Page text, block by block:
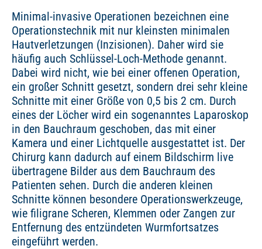
Minimal-invasive Operationen bezeichnen eine
Operationstechnik mit nur kleinsten minimalen
Hautverletzungen (Inzisionen). Daher wird sie
häufig auch Schlüssel-Loch-Methode genannt.
Dabei wird nicht, wie bei einer offenen Operation,
ein großer Schnitt gesetzt, sondern drei sehr kleine
Schnitte mit einer Größe von 0,5 bis 2 cm. Durch
eines der Löcher wird ein sogenanntes Laparoskop
in den Bauchraum geschoben, das mit einer
Kamera und einer Lichtquelle ausgestattet ist. Der
Chirurg kann dadurch auf einem Bildschirm live
übertragene Bilder aus dem Bauchraum des
Patienten sehen. Durch die anderen kleinen
Schnitte können besondere Operationswerkzeuge,
wie filigrane Scheren, Klemmen oder Zangen zur
Entfernung des entzündeten Wurmfortsatzes
eingeführt werden.